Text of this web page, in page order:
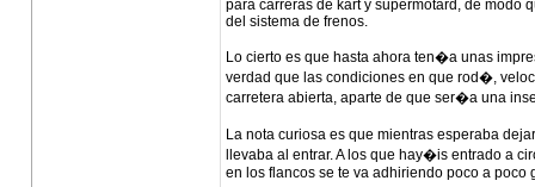
para carreras de kart y supermotard, de modo
del sistema de frenos.
Lo cierto es que hasta ahora ten�a unas
verdad que las condiciones en que rod�,
carretera abierta, aparte de que ser�a una
La nota curiosa es que mientras esperaba
llevaba al entrar. A los que hay�is entrado a
en los flancos se te va adhiriendo poco a